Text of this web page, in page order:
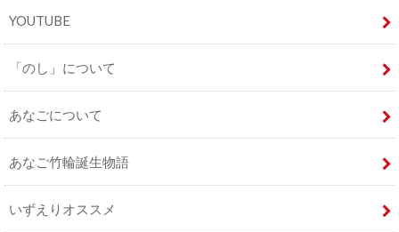
YOUTUBE
「のし」について
あなごについて
あなご竹輪誕生物語
いずえりオススメ